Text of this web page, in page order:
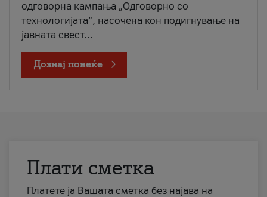
одговорна кампања „Одговорно со
технологијата“, насочена кон подигнување на
јавната свест...
Дознај повеќе
Плати сметка
Платете ја Вашата сметка без најава на